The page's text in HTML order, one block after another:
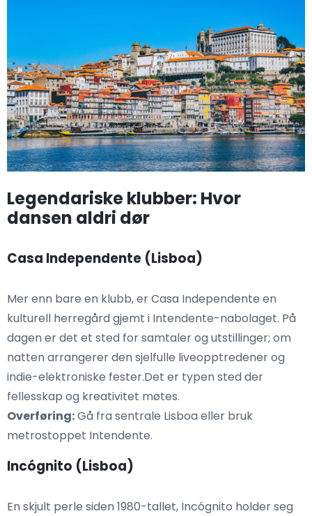
Legendariske klubber: Hvor
dansen aldri dør
Casa Independente (Lisboa)
Mer enn bare en klubb, er Casa Independente en
kulturell herregård gjemt i Intendente-nabolaget. På
dagen er det et sted for samtaler og utstillinger; om
natten arrangerer den sjelfulle liveopptredener og
indie-elektroniske fester.Det er typen sted der
fellesskap og kreativitet møtes.
Overføring:Gå fra sentrale Lisboa eller bruk
metrostoppet Intendente.
Incógnito (Lisboa)
En skjult perle siden 1980-tallet, Incógnito holder seg